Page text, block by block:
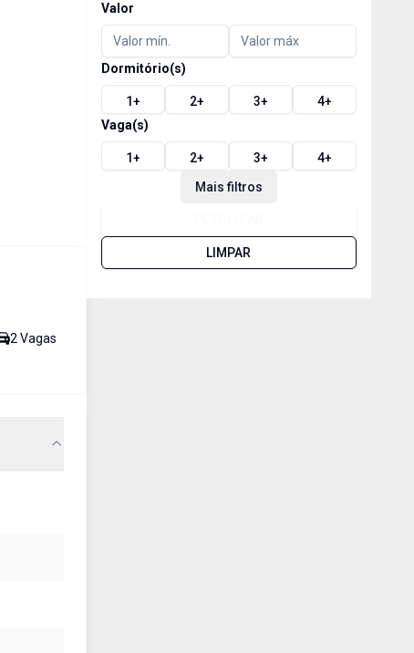
2 Vagas
Valor
Dormitório(s)
1+ 2+ 3+ 4+
Vaga(s)
1+ 2+ 3+ 4+
Mais filtros
LIMPAR